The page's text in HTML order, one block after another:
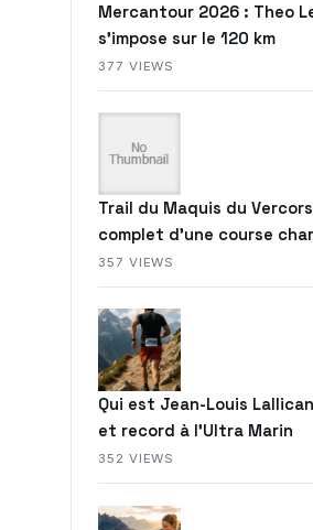
Mercantour 2026 : Theo
s’impose sur le 120 km
377 VIEWS
Trail du Maquis du
complet d’une course
357 VIEWS
Qui est Jean-Louis
et record à l’Ultra Marin
352 VIEWS